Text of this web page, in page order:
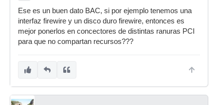
Ese es un buen dato BAC, si por ejemplo tenemos una
interfaz firewire y un disco duro firewire, entonces es
mejor ponerlos en concectores de distintas ranuras PCI
para que no compartan recursos???